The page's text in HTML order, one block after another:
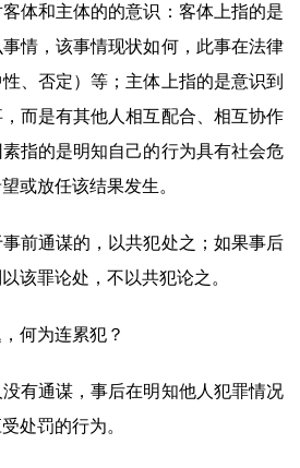
体和主体的的意识：客体上指的是
情，该事情现状如何，此事在法律
、否定）等；主体上指的是意识到
而是有其他人相互配合、相互协作
指的是明知自己的行为具有社会危
或放任该结果发生。
前通谋的，以共犯处之；如果事后
该罪论处，不以共犯论之。
何为连累犯？
有通谋，事后在明知他人犯罪情况
处罚的行为。